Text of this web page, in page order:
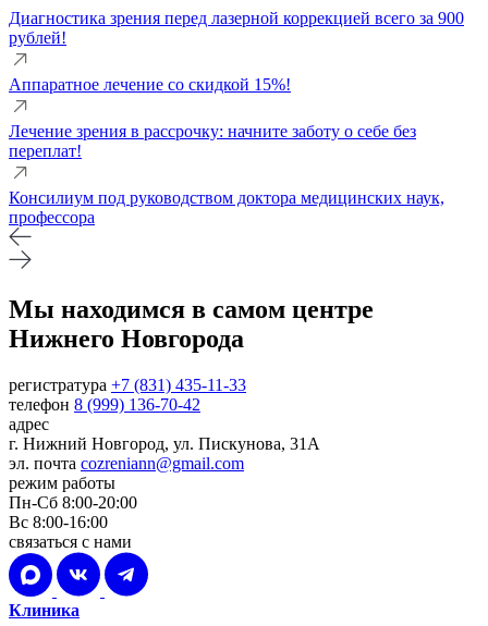
Диагностика зрения перед лазерной коррекцией всего за 900
рублей!
Аппаратное лечение со скидкой 15%!
Лечение зрения в рассрочку: начните заботу о себе без
переплат!
Консилиум под руководством доктора медицинских наук,
профессора
Мы находимся в самом центре
Нижнего Новгорода
регистратура +7 (831) 435-11-33
телефон 8 (999) 136-70-42
адрес
г. Нижний Новгород, ул. Пискунова, 31А
эл. почта cozreniann@gmail.com
режим работы
Пн-Сб 8:00-20:00
Вс 8:00-16:00
связаться с нами
Клиника